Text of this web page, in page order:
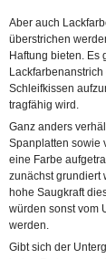
Aber auch
überstrichen
Haftung bieten. Es
Schleifkissen
tragfähig wird.
Ganz anders
Spanplatten sowie
eine Farbe
zunächst grundiert
hohe Saugkraft
würden sonst vom
werden.
Gibt sich der